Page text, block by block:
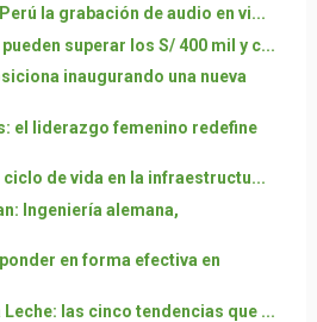
la grabación de audio en vi...
superar los S/ 400 mil y c...
inaugurando una nueva
el liderazgo femenino redefine
de vida en la infraestructu...
Ingeniería alemana,
en forma efectiva en
Leche: las cinco tendencias que ...